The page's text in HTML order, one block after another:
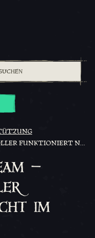
NICHT IM SPIEL
–
im